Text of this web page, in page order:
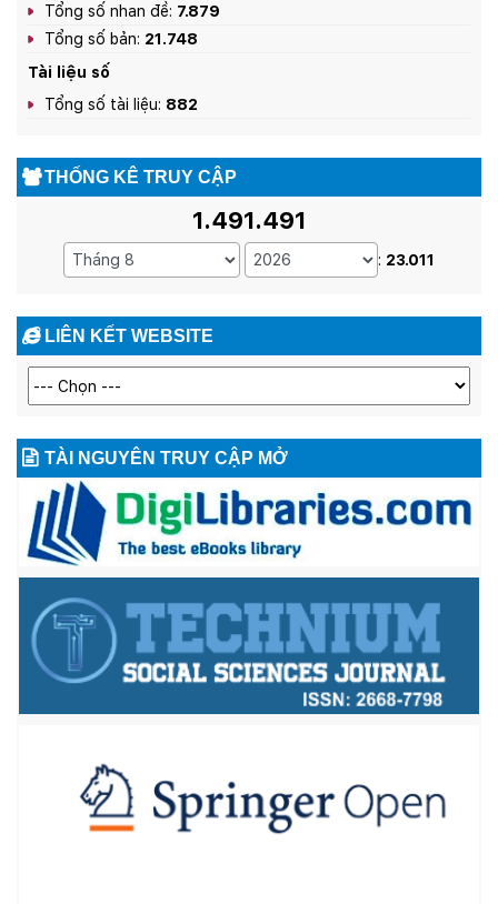
Tổng số nhan đề: 7.879
Tổng số bản: 21.748
Tài liệu số
Tổng số tài liệu: 882
THỐNG KÊ TRUY CẬP
1.491.491
: 23.011
LIÊN KẾT WEBSITE
TÀI NGUYÊN TRUY CẬP MỞ